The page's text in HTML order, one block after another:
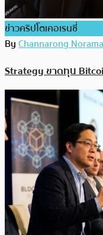
ข่าวคริปโตเคอเรนซี่
ByChannarong
Strategy ขาดทุน